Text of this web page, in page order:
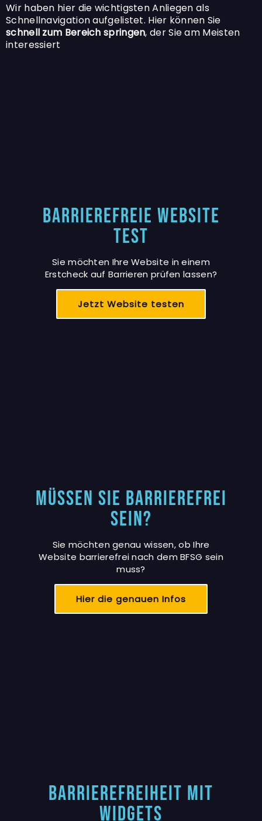
Wir haben hier die wichtigsten Anliegen als
Schnellnavigation aufgelistet. Hier können Sie
schnell zum Bereich springen, der Sie am Meisten
interessiert
Barrierefreie Website
Test
Sie möchten Ihre Website in einem
Erstcheck auf Barrieren prüfen lassen?
Jetzt Website testen
Müssen Sie Barrierefrei
sein?
Sie möchten genau wissen, ob Ihre
Website barrierefrei nach dem BFSG sein
muss?
Hier die genauen Infos
Barrierefreiheit mit
Widgets